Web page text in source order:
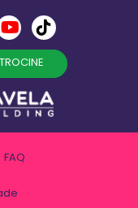
FAQ